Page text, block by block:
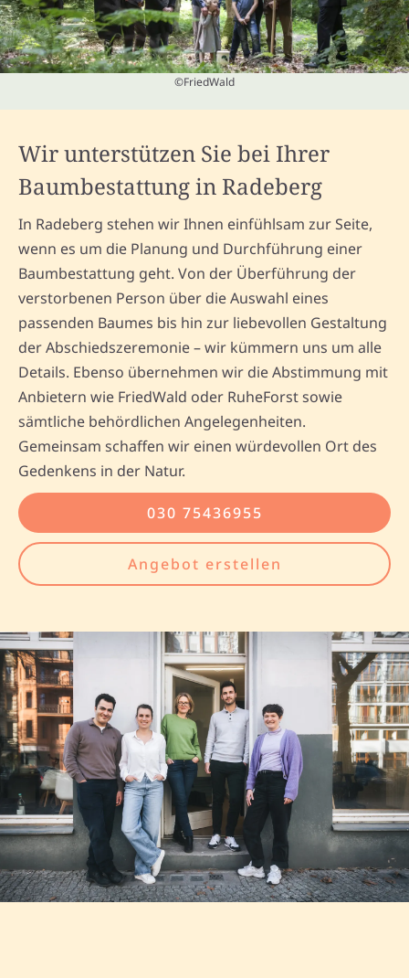
©FriedWald
Wir unterstützen Sie bei Ihrer
Baumbestattung in Radeberg
In Radeberg stehen wir Ihnen einfühlsam zur Seite,
wenn es um die Planung und Durchführung einer
Baumbestattung geht. Von der Überführung der
verstorbenen Person über die Auswahl eines
passenden Baumes bis hin zur liebevollen Gestaltung
der Abschiedszeremonie – wir kümmern uns um alle
Details. Ebenso übernehmen wir die Abstimmung mit
Anbietern wie FriedWald oder RuheForst sowie
sämtliche behördlichen Angelegenheiten.
Gemeinsam schaffen wir einen würdevollen Ort des
Gedenkens in der Natur.
030 75436955
Angebot erstellen